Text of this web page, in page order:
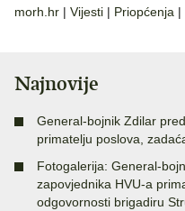
morh.hr | Vijesti | Priopćenja |
Najnovije
General-bojnik Zdilar
primatelju poslova,
Fotogalerija: General-
zapovjednika HVU-a
odgovornosti brigadiru